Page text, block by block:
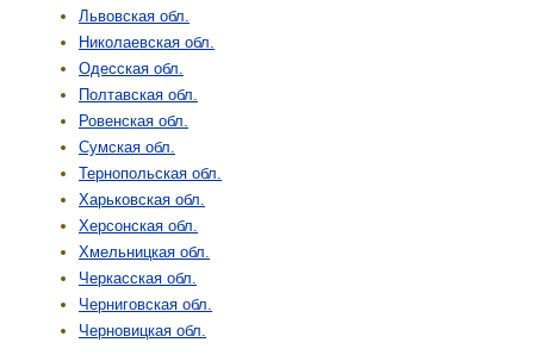
Львовская обл.
Николаевская обл.
Одесская обл.
Полтавская обл.
Ровенская обл.
Сумская обл.
Тернопольская обл.
Харьковская обл.
Херсонская обл.
Хмельницкая обл.
Черкасская обл.
Черниговская обл.
Черновицкая обл.